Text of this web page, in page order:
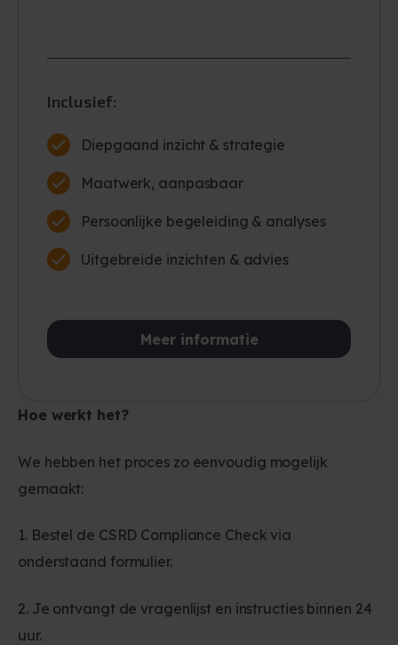
Inclusief:
Diepgaand inzicht & strategie
Maatwerk, aanpasbaar
Persoonlijke begeleiding & analyses
Uitgebreide inzichten & advies
Meer informatie
Hoe werkt het?
We hebben het proces zo eenvoudig mogelijk
gemaakt:
1. Bestel de CSRD Compliance Check via
onderstaand formulier.
2. Je ontvangt de vragenlijst en instructies binnen 24
uur.